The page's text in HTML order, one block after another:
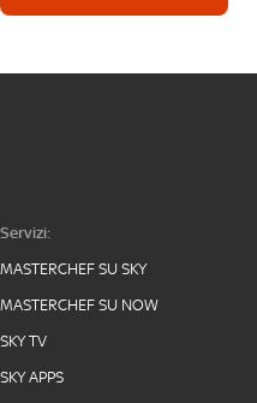
Servizi:
MASTERCHEF SU SKY
MASTERCHEF SU NOW
SKY TV
SKY APPS